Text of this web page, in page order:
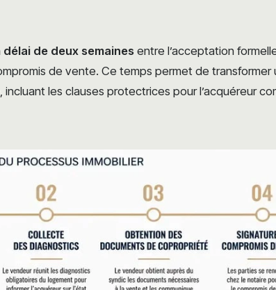
délai de deux semaines entre l’acceptation
de vente. Ce temps permet de transformer
incluant les clauses protectrices pour l’acquéreur